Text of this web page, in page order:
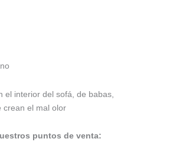
interior del sofá, de babas,
crean el mal olor
puntos de venta: